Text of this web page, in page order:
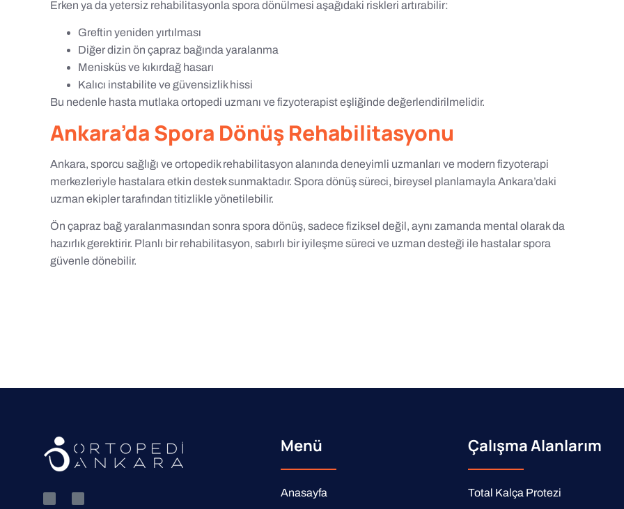
Erken ya da yetersiz rehabilitasyonla spora dönülmesi aşağıdaki riskleri artırabilir:
Greftin yeniden yırtılması
Diğer dizin ön çapraz bağında yaralanma
Menisküs ve kıkırdağ hasarı
Kalıcı instabilite ve güvensizlik hissi
Bu nedenle hasta mutlaka ortopedi uzmanı ve fizyoterapist eşliğinde değerlendirilmelidir.
Ankara’da Spora Dönüş Rehabilitasyonu
Ankara, sporcu sağlığı ve ortopedik rehabilitasyon alanında deneyimli uzmanları ve modern fizyoterapi
merkezleriyle hastalara etkin destek sunmaktadır. Spora dönüş süreci, bireysel planlamayla Ankara’daki
uzman ekipler tarafından titizlikle yönetilebilir.
Ön çapraz bağ yaralanmasından sonra spora dönüş, sadece fiziksel değil, aynı zamanda mental olarak da
hazırlık gerektirir. Planlı bir rehabilitasyon, sabırlı bir iyileşme süreci ve uzman desteği ile hastalar spora
güvenle dönebilir.
Menü
Anasayfa
Çalışma Alanlarım
Total Kalça Protezi